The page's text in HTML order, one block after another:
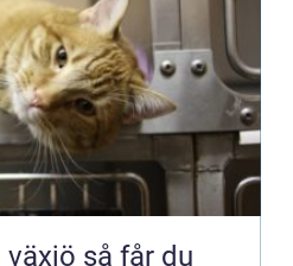
får du